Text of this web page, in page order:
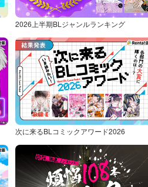
2026上半期BLジャンルランキング
次に来るBLコミックアワード2026